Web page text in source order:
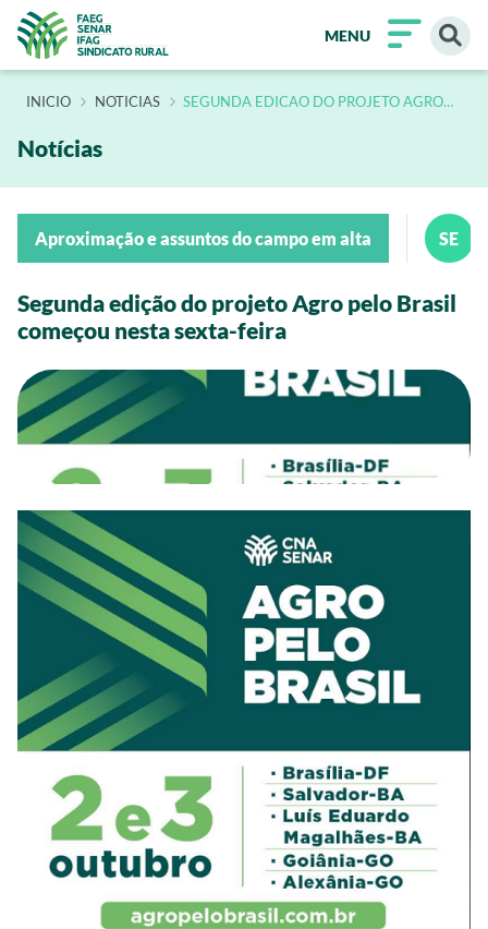
MENU
INÍCIO NOTICIAS SEGUNDA EDICAO DO PROJETO AGRO
Notícias
Aproximação e assuntos do campo em alta SE
Segunda edição do projeto Agro pelo Brasil
começou nesta sexta-feira